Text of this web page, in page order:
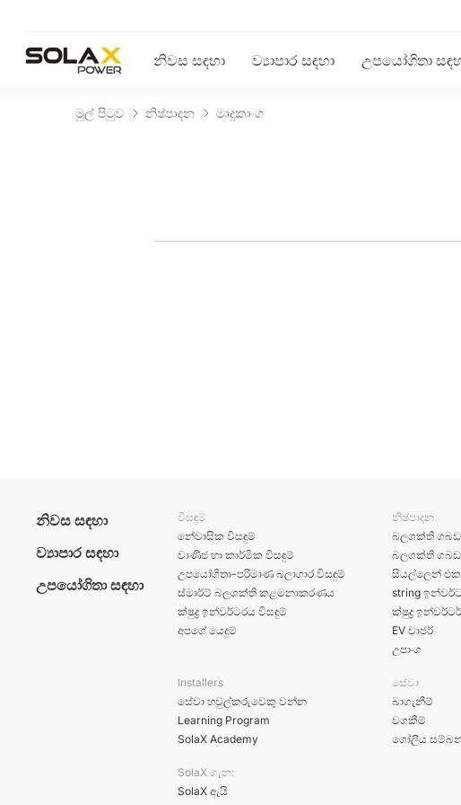
නිවස සඳහා ව්‍යාපාර සඳහා උපයෝගිතා
මුල් පිටුව නිෂ්පාදන මෘදුකාංග
නිවස සඳහා
ව්‍යාපාර සඳහා
උපයෝගිතා සඳහා
විසඳුම්
නේවාසික විසඳුම්
වාණිජ හා කාර්මික විසඳුම්
උපයෝගිතා-පරිමාණ බලාගාර විසඳුම්
ස්මාර්ට් බලශක්ති කළමනාකරණය
ක්ෂුද්‍ර ඉන්වර්ටරය විසඳුම්
අපගේ යෙදුම්
නිෂ්පාදන
බලශක්ති
බලශක්ති
සියල්ලෙන් එක
string
ක්ෂුද්‍ර ඉන්වර්ටර්
EV චාජර්
උපාංග
Installers
සේවා හවුල්කරුවෙකු වන්න
Learning Program
SolaX Academy
සේවා
බාගැනීම්
වගකීම්
ගෝලීය
SolaX ගැන:
SolaX ඇයි